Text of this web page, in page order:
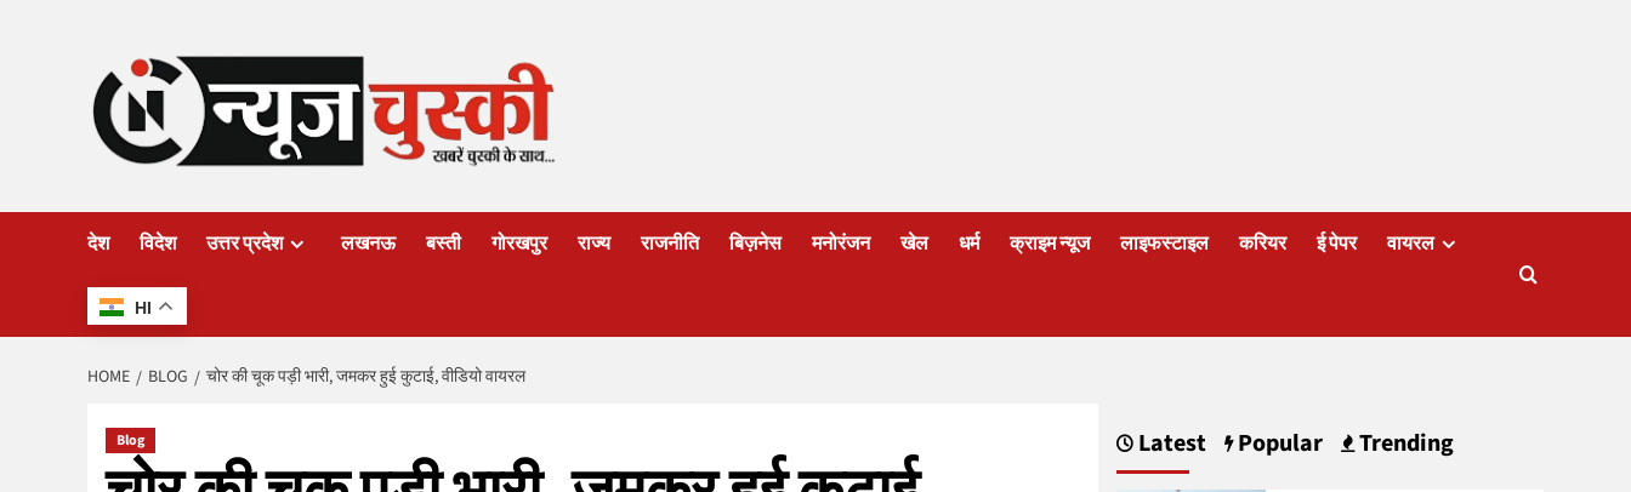
देश विदेश उत्तर प्रदेश लखनऊ बस्ती गोरखपुर राज्य राजनीति बिज़नेस मनोरंजन खेल धर्म क्राइम न्यूज लाइफस्टाइल करियर ई पेपर वायरल
HI
HOME BLOG चोर की चूक पड़ी भारी, जमकर हुई कुटाई, वीडियो वायरल
Blog Latest Popular Trending